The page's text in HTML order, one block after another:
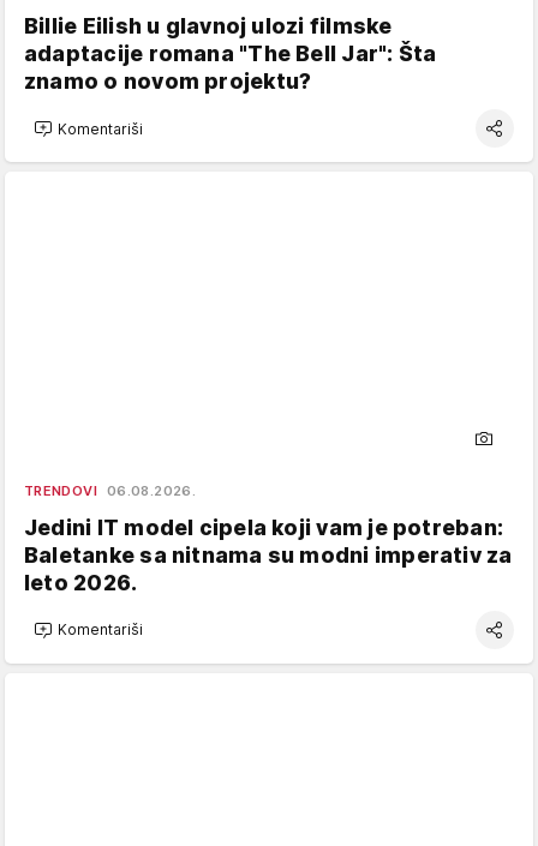
Billie Eilish u glavnoj ulozi filmske
adaptacije romana "The Bell Jar": Šta
znamo o novom projektu?
Komentariši
TRENDOVI 06.08.2026.
Jedini IT model cipela koji vam je potreban:
Baletanke sa nitnama su modni imperativ za
leto 2026.
Komentariši